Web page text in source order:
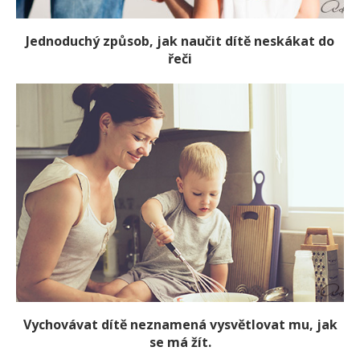
Jednoduchý způsob, jak naučit dítě neskákat do
řeči
Vychovávat dítě neznamená vysvětlovat mu, jak
se má žít.